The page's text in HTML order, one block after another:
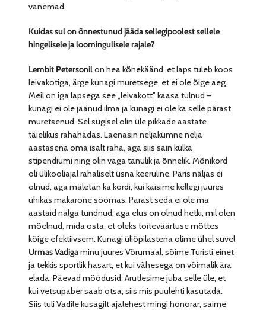
vanemad.
Kuidas sul on õnnestunud jääda sellegipoolest sellele
hingelisele ja loomingulisele rajale?
Lembit Petersonilon hea kõnekäänd, et laps tuleb koos
leivakotiga, ärge kunagi muretsege, et ei ole õige aeg.
Meil on iga lapsega see „leivakott” kaasa tulnud –
kunagi ei ole jäänud ilma ja kunagi ei ole ka selle pärast
muretsenud. Sel sügisel olin üle pikkade aastate
täielikus rahahädas. Laenasin neljakümne nelja
aastasena oma isalt raha, aga siis sain kulka
stipendiumi ning olin väga tänulik ja õnnelik. Mõnikord
oli ülikooliajal rahaliselt üsna keeruline. Päris näljas ei
olnud, aga mäletan ka kordi, kui käisime kellegi juures
ühikas makarone söömas. Pärast seda ei ole ma
aastaid nälga tundnud, aga elus on olnud hetki, mil olen
mõelnud, mida osta, et oleks toiteväärtuse mõttes
kõige efektiivsem. Kunagi üliõpilastena olime ühel suvel
Urmas Vadigaminu juures Võrumaal, sõime Turisti einet
ja tekkis sportlik hasart, et kui vähesega on võimalik ära
elada. Päevad möödusid. Arutlesime juba selle üle, et
kui vetsupaber saab otsa, siis mis puulehti kasutada.
Siis tuli Vadile kusagilt ajalehest mingi honorar, saime